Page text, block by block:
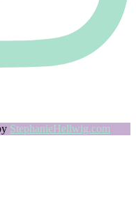
StephanieHellwig.com